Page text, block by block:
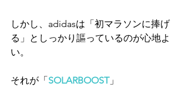
しかし、adidasは「初マラソンに捧げ
る」としっかり謳っているのが心地よ
い。
それが「 SOLARBOOST」